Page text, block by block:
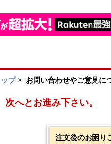
プ> お問い合わせやご意見に
へとお進み下さい。
注文後のお困り